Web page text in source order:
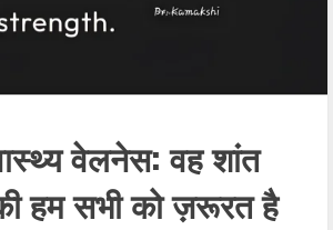
वेलनेस: वह शांत
हम सभी को ज़रूरत है